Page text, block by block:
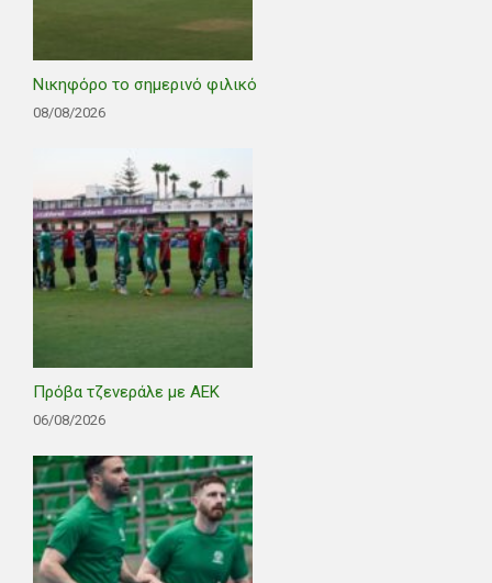
Νικηφόρο το σημερινό φιλικό
08/08/2026
Πρόβα τζενεράλε με ΑΕΚ
06/08/2026